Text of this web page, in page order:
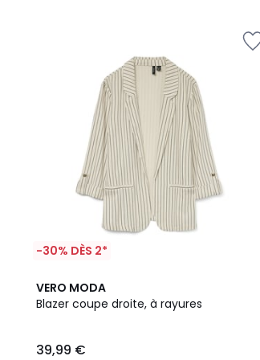
-30% DÈS 2*
VERO MODA
Blazer coupe droite, à rayures
39,99 €
4,6
/ 5
2
Couleurs